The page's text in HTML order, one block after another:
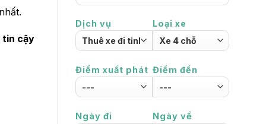
tin cậy
Dịch vụ Loại xe
Điểm xuất phát Điểm đến
Ngày đi Ngày về